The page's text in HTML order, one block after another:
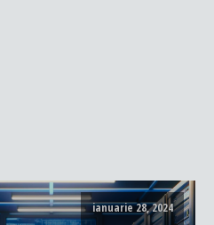
ianuarie 28, 2024